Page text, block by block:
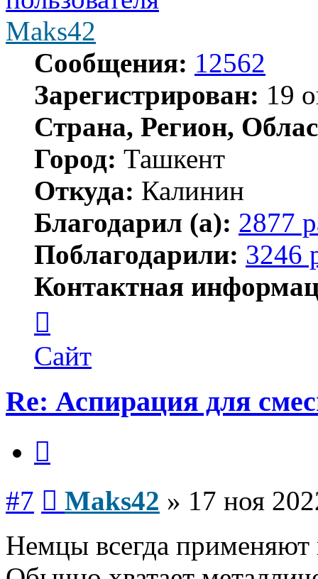
Maks42
Сообщения: 12562
Зарегистрирован: 19
Страна, Регион,
Город: Ташкент
Откуда: Калинин
Благодарил (а): 2877
Поблагодарили: 3246
Контактная
пользователя
Maks42
Сайт
Re: Аспирация для
#7 Maks42 » 17 ноя
Немцы всегда